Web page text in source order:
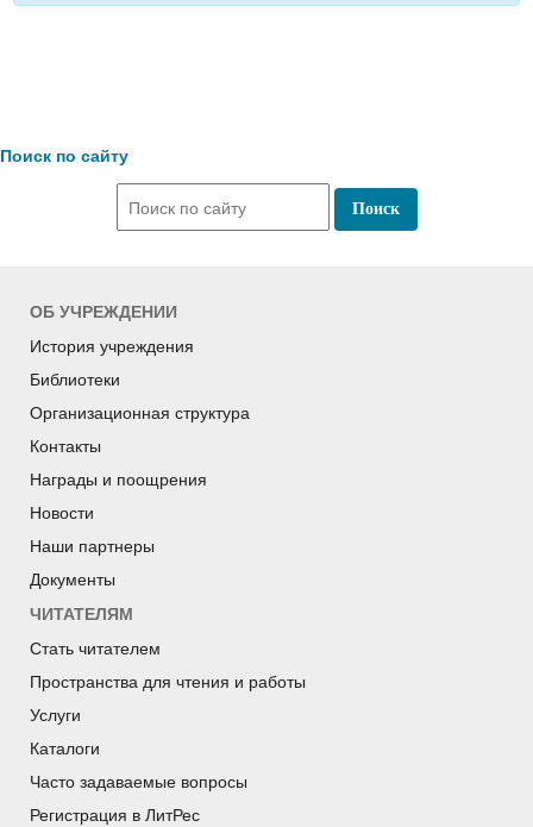
Поиск по сайту
ОБ УЧРЕЖДЕНИИ
История учреждения
Библиотеки
Организационная структура
Контакты
Награды и поощрения
Новости
Наши партнеры
Документы
ЧИТАТЕЛЯМ
Стать читателем
Пространства для чтения и работы
Услуги
Каталоги
Часто задаваемые вопросы
Регистрация в ЛитРес